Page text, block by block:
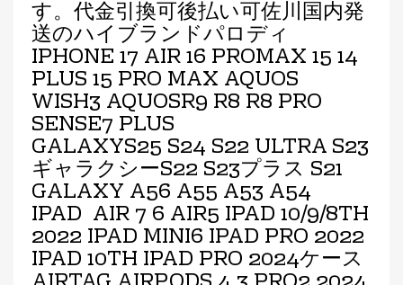
す。代金引換可後払い可佐川国内発
送のハイブランドパロディ
IPHONE 17 AIR 16 PROMAX 15 14
PLUS 15 PRO MAX AQUOS
WISH3 AQUOSR9 R8 R8 PRO
SENSE7 PLUS
GALAXYS25 S24 S22 ULTRA S23
ギャラクシーS22 S23プラス S21
GALAXY A56 A55 A53 A54
IPAD AIR 7 6 AIR5 IPAD 10/9/8TH
2022 IPAD MINI6 IPAD PRO 2022
IPAD 10TH IPAD PRO 2024ケース